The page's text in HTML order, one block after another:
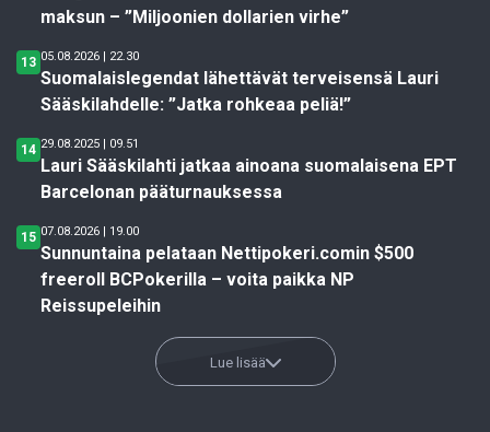
maksun – ”Miljoonien dollarien virhe”
13 05.08.2026 | 22.30
Suomalaislegendat lähettävät terveisensä Lauri
Sääskilahdelle: ”Jatka rohkeaa peliä!”
14 29.08.2025 | 09.51
Lauri Sääskilahti jatkaa ainoana suomalaisena EPT
Barcelonan pääturnauksessa
15 07.08.2026 | 19.00
Sunnuntaina pelataan Nettipokeri.comin $500
freeroll BCPokerilla – voita paikka NP
Reissupeleihin
Lue lisää